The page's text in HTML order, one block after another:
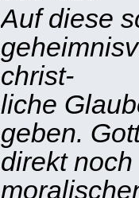
Auf diese
christ-
liche
geben.
direkt